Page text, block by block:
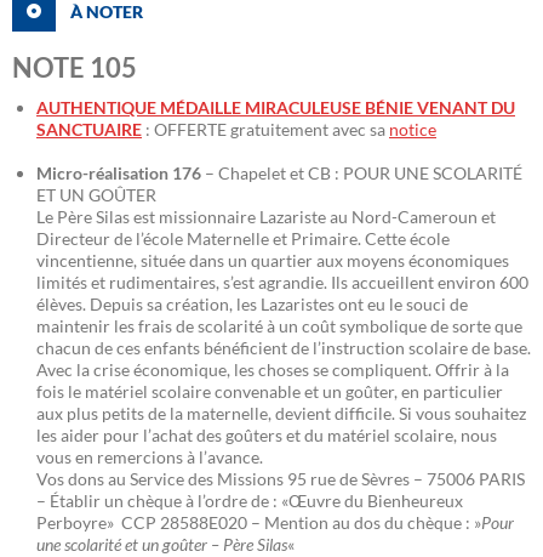
À NOTER
NOTE 105
AUTHENTIQUE MÉDAILLE MIRACULEUSE BÉNIE VENANT DU
SANCTUAIRE : OFFERTE gratuitement avec sa notice
Micro-réalisation 176 – Chapelet et CB : POUR UNE SCOLARITÉ
ET UN GOÛTER
Le Père Silas est missionnaire Lazariste au Nord-Cameroun et
Directeur de l’école Maternelle et Primaire. Cette école
vincentienne, située dans un quartier aux moyens économiques
limités et rudimentaires, s’est agrandie. Ils accueillent environ 600
élèves. Depuis sa création, les Lazaristes ont eu le souci de
maintenir les frais de scolarité à un coût symbolique de sorte que
chacun de ces enfants bénéficient de l’instruction scolaire de base.
Avec la crise économique, les choses se compliquent. Offrir à la
fois le matériel scolaire convenable et un goûter, en particulier
aux plus petits de la maternelle, devient difficile. Si vous souhaitez
les aider pour l’achat des goûters et du matériel scolaire, nous
vous en remercions à l’avance.
Vos dons au Service des Missions 95 rue de Sèvres – 75006 PARIS
– Établir un chèque à l’ordre de : «Œuvre du Bienheureux
Perboyre» CCP 28588E020 – Mention au dos du chèque : »Pour
une scolarité et un goûter – Père Silas«